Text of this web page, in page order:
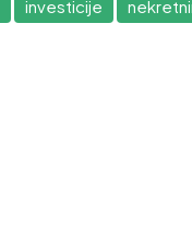
investicije